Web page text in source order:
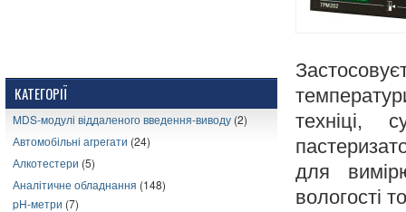
КАТЕГОРІЇ
MDS-модулі віддаленого введення-виводу (2)
Автомобільні агрегати (24)
Алкотестери (5)
Аналітичне обладнання (148)
pH-метри (7)
техніці,
для
вологості